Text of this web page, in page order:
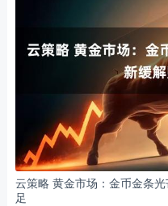
云策略 黄金市场：金币金条
足